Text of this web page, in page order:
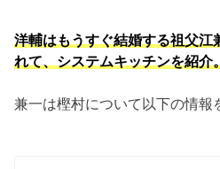
洋輔はもうすぐ結婚する祖父江
れて、システムキッチンを紹介。
兼一は樫村について以下の情報